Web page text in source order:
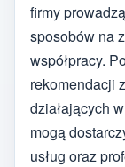
firmy
sposobów na
współpracy.
rekomendacji
działających
mogą
usług oraz